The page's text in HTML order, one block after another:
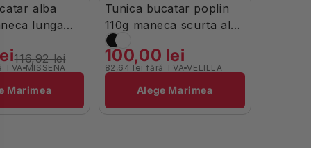
Limitatalba
lunga
Nobu
116,92 lei
TVA MISSENA
Marimea
Stoc Limitat
Tunica bucatar poplin
110g maneca scurta alb
V405201
100,00 lei
82,64 lei fără TVA
Brand: VELILLA
Alege Marimea